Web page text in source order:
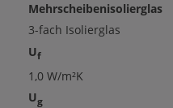
Mehrscheibenisolierglas
3-fach Isolierglas
Uf
1,0 W/m²K
Ug